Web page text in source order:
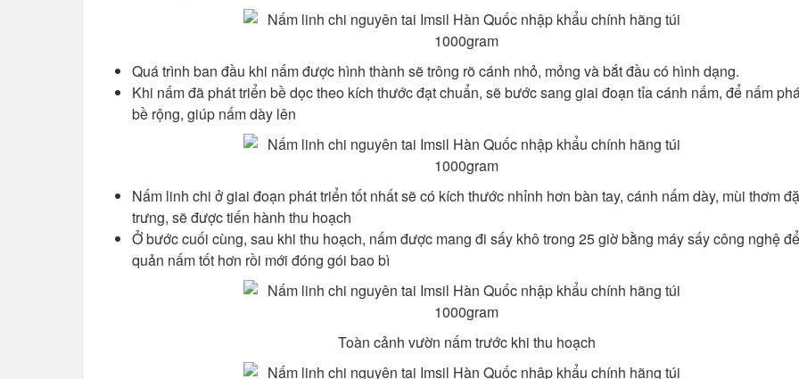
Quá trình ban đầu khi nấm được hình thành sẽ trông rõ cánh nhỏ, mỏng và bắt đầu có hình dạng.
Khi nấm đã phát triển bề dọc theo kích thước đạt chuẩn, sẽ bước sang giai đoạn tỉa cánh nấm, để nấm
bề rộng, giúp nấm dày lên
Nấm linh chi ở giai đoạn phát triển tốt nhất sẽ có kích thước nhỉnh hơn bàn tay, cánh nấm dày, mùi thơm
trưng, sẽ được tiến hành thu hoạch
Ở bước cuối cùng, sau khi thu hoạch, nấm được mang đi sấy khô trong 25 giờ bằng máy sấy công nghệ
quản nấm tốt hơn rồi mới đóng gói bao bì
Toàn cảnh vườn nấm trước khi thu hoạch